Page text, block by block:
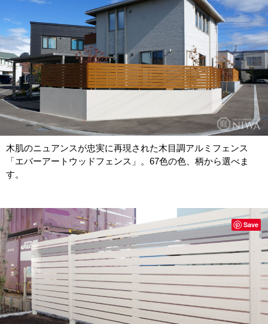
木肌のニュアンスが忠実に再現された木目調アルミフェンス
「エバーアートウッドフェンス」。67色の色、柄から選べま
す。
Save